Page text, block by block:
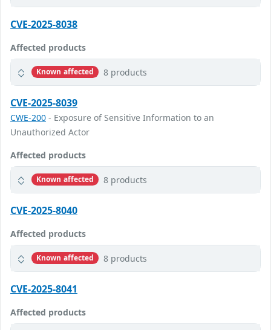
CVE-2025-8038
Affected products
Known affected 8 products
CVE-2025-8039
CWE-200 - Exposure of Sensitive Information to an
Unauthorized Actor
Affected products
Known affected 8 products
CVE-2025-8040
Affected products
Known affected 8 products
CVE-2025-8041
Affected products